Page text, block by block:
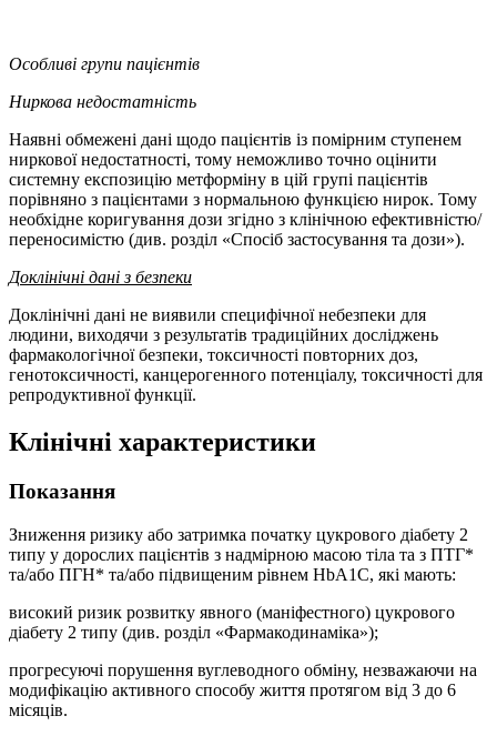
Особливі групи пацієнтів
Ниркова недостатність
Наявні обмежені дані щодо пацієнтів із помірним ступенем
ниркової недостатності, тому неможливо точно оцінити
системну експозицію метформіну в цій групі пацієнтів
порівняно з пацієнтами з нормальною функцією нирок. Тому
необхідне коригування дози згідно з клінічною ефективністю/
переносимістю (див. розділ «Спосіб застосування та дози»).
Доклінічні дані з безпеки
Доклінічні дані не виявили специфічної небезпеки для
людини, виходячи з результатів традиційних досліджень
фармакологічної безпеки, токсичності повторних доз,
генотоксичності, канцерогенного потенціалу, токсичності для
репродуктивної функції.
Клінічні характеристики
Показання
Зниження ризику або затримка початку цукрового діабету 2
типу у дорослих пацієнтів з надмірною масою тіла та з ПТГ*
та/або ПГН* та/або підвищеним рівнем HbA1C, які мають:
високий ризик розвитку явного (маніфестного) цукрового
діабету 2 типу (див. розділ «Фармакодинаміка»);
прогресуючі порушення вуглеводного обміну, незважаючи на
модифікацію активного способу життя протягом від 3 до 6
місяців.